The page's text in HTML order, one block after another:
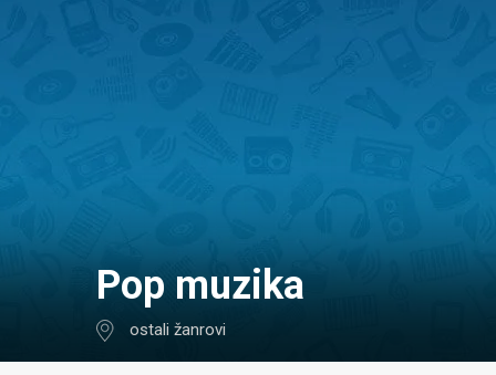
pop muzika
ostali žanrovi